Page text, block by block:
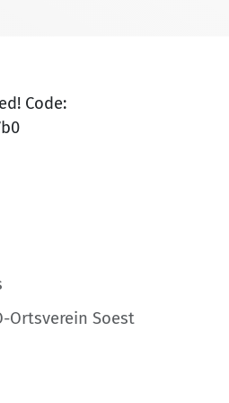
Code:
Ortsverein Soest